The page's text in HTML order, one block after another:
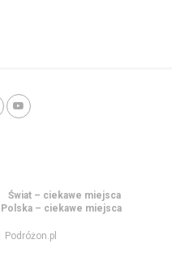
Świat – ciekawe miejsca
Polska – ciekawe miejsca